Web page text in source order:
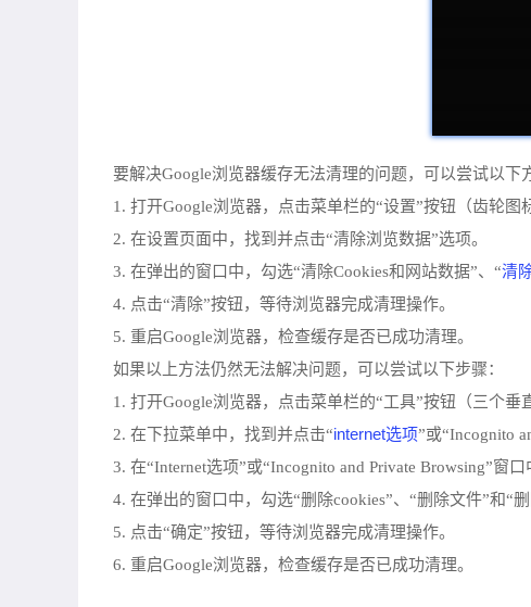
要解决Google浏览器缓存无法清理的问题，可以尝试以下
1. 打开Google浏览器，点击菜单栏的“设置”按钮（齿轮图
2. 在设置页面中，找到并点击“清除浏览数据”选项。
3. 在弹出的窗口中，勾选“清除Cookies和网站数据”、“清
4. 点击“清除”按钮，等待浏览器完成清理操作。
5. 重启Google浏览器，检查缓存是否已成功清理。
如果以上方法仍然无法解决问题，可以尝试以下步骤：
1. 打开Google浏览器，点击菜单栏的“工具”按钮（三个垂
2. 在下拉菜单中，找到并点击“internet选项”或“Incognito
3. 在“Internet选项”或“Incognito and Private Browsing”窗
4. 在弹出的窗口中，勾选“删除cookies”、“删除文件”和“
5. 点击“确定”按钮，等待浏览器完成清理操作。
6. 重启Google浏览器，检查缓存是否已成功清理。